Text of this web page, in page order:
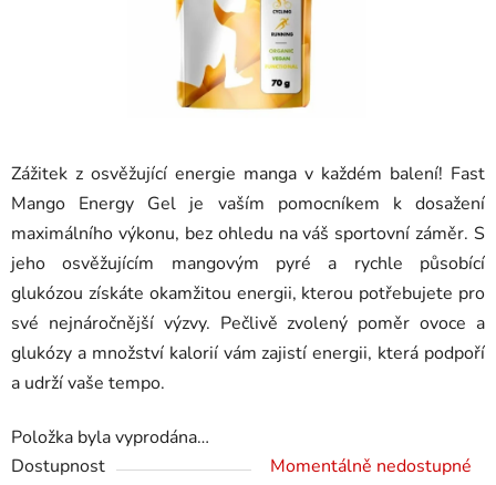
Zážitek z osvěžující energie manga v každém balení! Fast
Mango Energy Gel je vaším pomocníkem k dosažení
maximálního výkonu, bez ohledu na váš sportovní záměr. S
jeho osvěžujícím mangovým pyré a rychle působící
glukózou získáte okamžitou energii, kterou potřebujete pro
své nejnáročnější výzvy. Pečlivě zvolený poměr ovoce a
glukózy a množství kalorií vám zajistí energii, která podpoří
a udrží vaše tempo.
Položka byla vyprodána…
Dostupnost
Momentálně nedostupné